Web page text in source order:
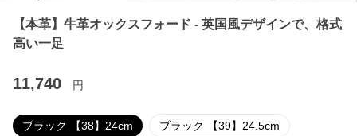
【本革】牛革オックスフォード - 英国風デザインで、格式
高い一足
11,740 円
ブラック 【38】24cm ブラック 【39】24.5cm